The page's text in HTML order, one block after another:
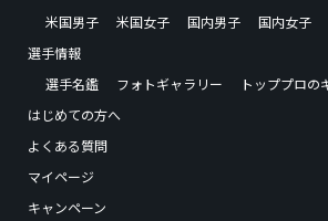
米国男子
米国女子 国内男子
国内女子
選手情報
選手名鑑
フォトギャラリー
トッププロの
はじめての方へ
よくある質問
マイページ
キャンペーン